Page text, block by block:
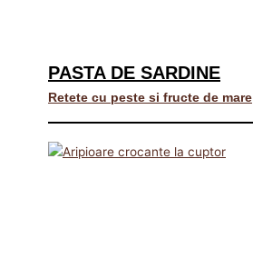
PASTA DE SARDINE
Retete cu peste si fructe de mare